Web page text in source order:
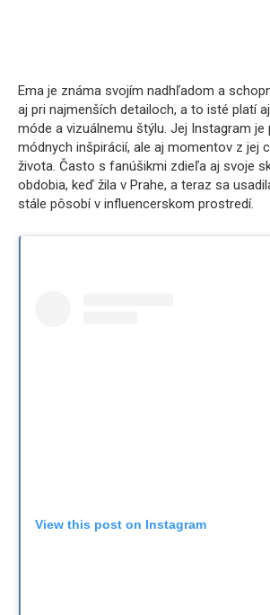
Ema je známa svojím nadhľadom a
aj pri najmenších detailoch, a to isté platí
móde a vizuálnemu štýlu. Jej Instagram je
módnych inšpirácií, ale aj momentov z jej
života. Často s fanúšikmi zdieľa aj svoje
obdobia, keď žila v Prahe, a teraz sa
stále pôsobí v influencerskom prostredí.
View this post on Instagram